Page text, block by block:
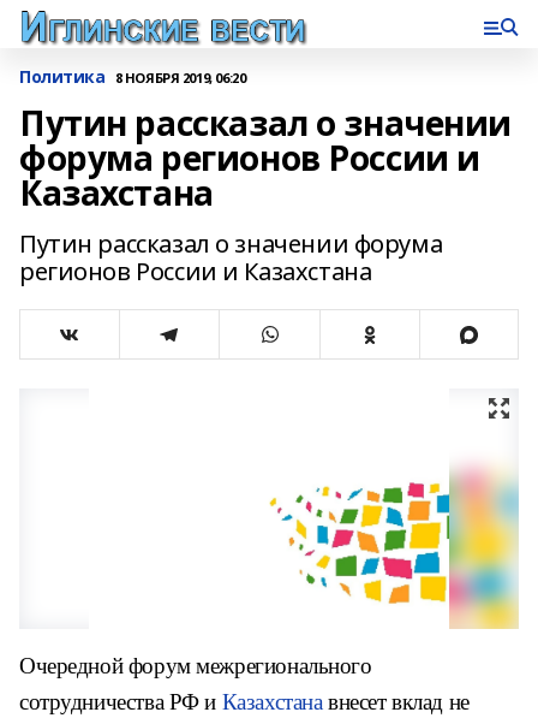
Политика 8 НОЯБРЯ 2019, 06:20
Путин рассказал о значении
форума регионов России и
Казахстана
Путин рассказал о значении форума
регионов России и Казахстана
Очередной форум межрегионального
сотрудничества РФ и Казахстана внесет вклад не